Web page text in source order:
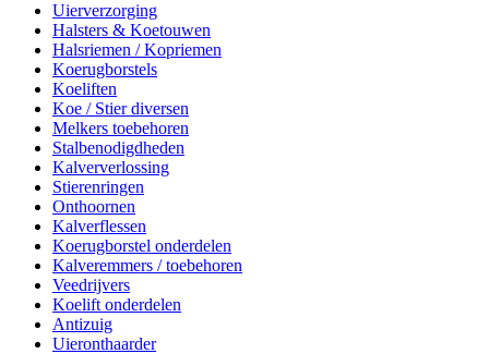
Uierverzorging
Halsters & Koetouwen
Halsriemen / Kopriemen
Koerugborstels
Koeliften
Koe / Stier diversen
Melkers toebehoren
Stalbenodigdheden
Kalververlossing
Stierenringen
Onthoornen
Kalverflessen
Koerugborstel onderdelen
Kalveremmers / toebehoren
Veedrijvers
Koelift onderdelen
Antizuig
Uieronthaarder